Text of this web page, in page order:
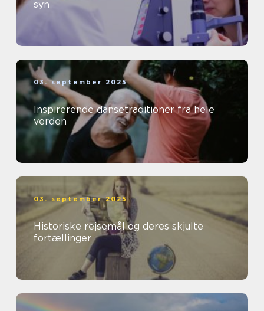
syn
03. september 2025
Inspirerende dansetraditioner fra hele
verden
03. september 2025
Historiske rejsemål og deres skjulte
fortællinger